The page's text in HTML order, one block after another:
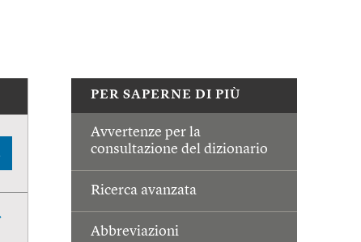
PER SAPERNE DI PIÙ
Avvertenze per la
consultazione del dizionario
Ricerca avanzata
Abbreviazioni